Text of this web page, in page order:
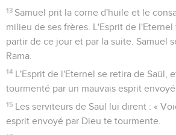
13 Samuel prit la corne d'huile et le
milieu de ses frères. L'Esprit de l'Eternel
partir de ce jour et par la suite. Samuel
Rama.
14 L'Esprit de l'Eternel se retira de Saül,
tourmenté par un mauvais esprit envoyé
15 Les serviteurs de Saül lui dirent : «
esprit envoyé par Dieu te tourmente.